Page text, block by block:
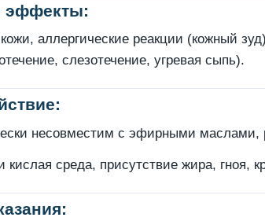
эффекты:
аллергические реакции (кожный
слезотечение, угревая сыпь).
несовместим с эфирными маслами,
кислая среда, присутствие жира, гноя,